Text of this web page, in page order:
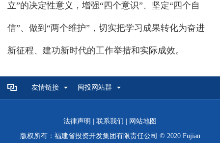
立”的决定性意义，增强“四个意识”、坚定“四个自
信”、做到“两个维护”，切实把学习成果转化为奋进
新征程、建功新时代的工作举措和实际成效。
友情链接 闽投网站群
法律声明 联系我们
网站地图
版权所有：福建省投资开发集团有限责任公司 © 2020 Fujian